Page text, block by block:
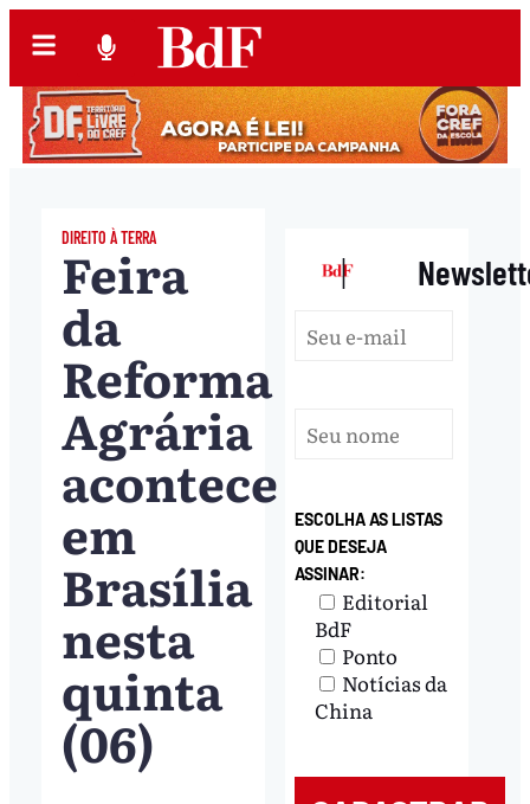
DIREITO À TERRA
Feira
da
Reforma
Agrária
acontece
em
Brasília
nesta
quinta
(06)
|
ESCOLHA AS LISTAS
QUE DESEJA
ASSINAR:
Editorial
BdF
Ponto
Notícias da
China